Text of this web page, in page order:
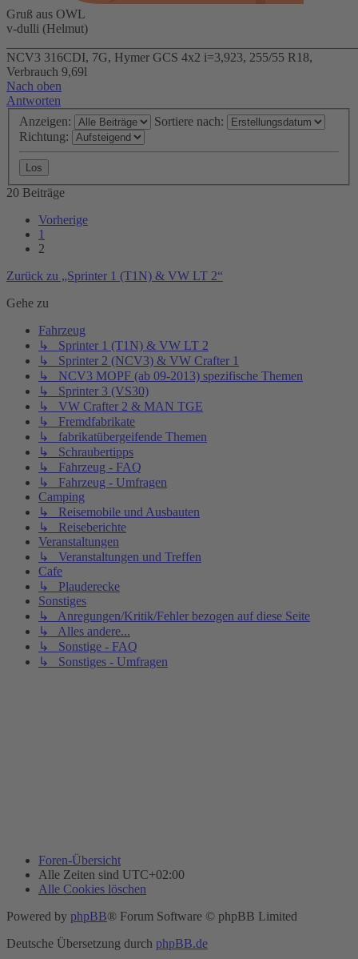
Gruß aus OWL
v-dulli (Helmut)
NCV3 316CDI, 7G, Hymer GCS 4x2 i=3,923, 255/55 R18,
Verbrauch 9,69l
Nach oben
Antworten
Anzeigen:
Sortiere nach:
Richtung:
20 Beiträge
Vorherige
1
2
Zurück zu „Sprinter 1 (T1N) & VW LT 2“
Gehe zu
Fahrzeug
↳ Sprinter 1 (T1N) & VW LT 2
↳ Sprinter 2 (NCV3) & VW Crafter 1
↳ NCV3 MOPF (ab 09-2013) spezifische Themen
↳ Sprinter 3 (VS30)
↳ VW Crafter 2 & MAN TGE
↳ Fremdfabrikate
↳ fabrikatübergeifende Themen
↳ Schraubertipps
↳ Fahrzeug - FAQ
↳ Fahrzeug - Umfragen
Camping
↳ Reisemobile und Ausbauten
↳ Reiseberichte
Veranstaltungen
↳ Veranstaltungen und Treffen
Cafe
↳ Plauderecke
Sonstiges
↳ Anregungen/Kritik/Fehler bezogen auf diese Seite
↳ Alles andere...
↳ Sonstige - FAQ
↳ Sonstiges - Umfragen
Foren-Übersicht
Alle Zeiten sind UTC+02:00
Alle Cookies löschen
Powered by phpBB® Forum Software © phpBB Limited
Deutsche Übersetzung durch phpBB.de